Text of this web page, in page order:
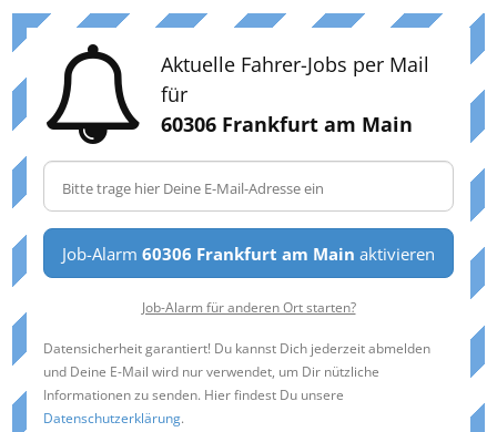
Aktuelle Fahrer-Jobs per Mail
für
60306 Frankfurt am Main
Job-Alarm 60306 Frankfurt am Main aktivieren
Job-Alarm für anderen Ort starten?
Datensicherheit garantiert! Du kannst Dich jederzeit abmelden
und Deine E-Mail wird nur verwendet, um Dir nützliche
Informationen zu senden. Hier findest Du unsere
Datenschutzerklärung.